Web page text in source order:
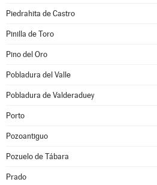
Piedrahita de Castro
Pinilla de Toro
Pino del Oro
Pobladura del Valle
Pobladura de Valderaduey
Porto
Pozoantiguo
Pozuelo de Tábara
Prado